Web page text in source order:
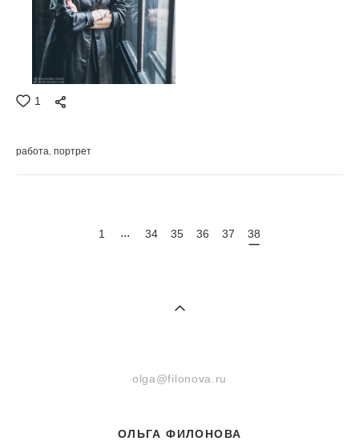
1
работа портрет
1 ... 34 35 36 37 38
olga@filonova.ru
ОЛЬГА ФИЛОНОВА